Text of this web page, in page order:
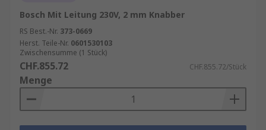
Bosch Mit Leitung 230V, 2 mm Knabber
RS Best.-Nr. 373-0669
Herst. Teile-Nr. 0601530103
Zwischensumme (1 Stück)
CHF.855.72 CHF.855.72/Stück
Menge